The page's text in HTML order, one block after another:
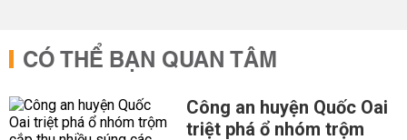
CÓ THỂ BẠN QUAN TÂM
Công an huyện Quốc Oai
triệt phá ổ nhóm trộm